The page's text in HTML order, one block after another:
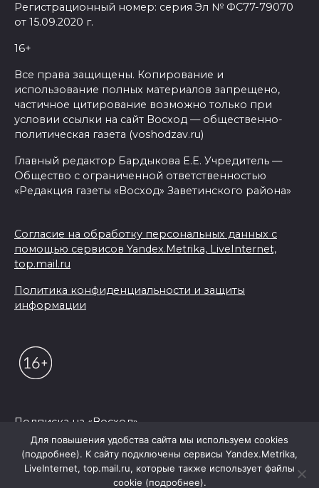
Регистрационный номер: серия Эл № ФС77-79070
от 15.09.2020 г.
16+
Все права защищены. Копирование и
использование полных материалов запрещено,
частичное цитирование возможно только при
условии ссылки на сайт Восход — общественно-
политическая газета (voshodzav.ru)
Главный редактор Бардыкова Е.Е. Учредитель —
Общество с ограниченной ответственностью
«Редакция газеты «Восход» Заветинского района»
Согласие на обработку персональных данных с
помощью сервисов Yandex.Metrika, LiveInternet,
top.mail.ru
Политика конфиденциальности и защиты
информации
Подписка на «Восход»
© 2026 Редакция "Восход"
Для повышения удобства сайта мы используем cookies
(подробнее). К сайту подключены сервисы Yandex.Metrika,
LiveInternet, top.mail.ru, которые также использует файлы
cookie (подробнее).